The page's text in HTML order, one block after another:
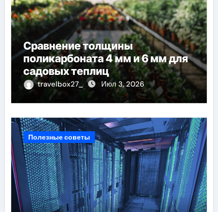
Сравнение толщины
поликарбоната 4 мм и 6 мм для
садовых теплиц
travelbox27_ Июл 3, 2026
Полезные советы